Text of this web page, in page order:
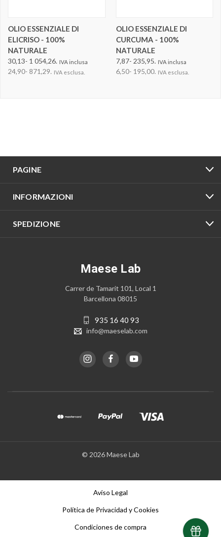
OLIO ESSENZIALE DI
ELICRISO - 100%
NATURALE
30,13- 1 054,26. IVA inclusa
24,90- 871,29. IVA esclusa.
OLIO ESSENZIALE DI
CURCUMA - 100%
NATURALE
7,87- 235,95. IVA inclusa
6,50- 195,00. IVA esclusa.
PAGINE
INFORMAZIONI
SPEDIZIONE
Maese Lab
Carrer de Tamarit 101, Local 1
Barcellona 08015
935 16 40 93
info@maeselab.com
© 2026 Maese Lab
Aviso Legal
Política de Privacidad y Cookies
Condiciones de compra